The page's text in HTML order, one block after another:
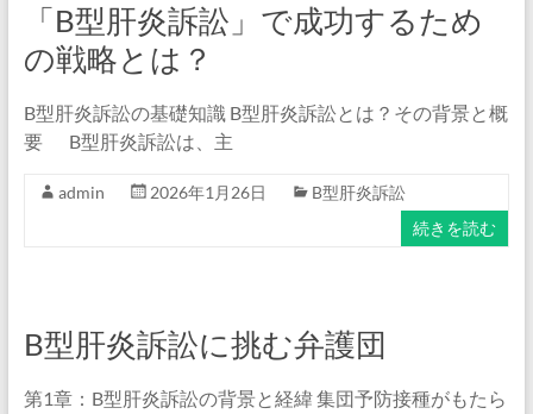
「B型肝炎訴訟」で成功するため
の戦略とは？
B型肝炎訴訟の基礎知識 B型肝炎訴訟とは？その背景と概
要 B型肝炎訴訟は、主
admin 2026年1月26日
B型肝炎訴訟
続きを読む
B型肝炎訴訟に挑む弁護団
第1章：B型肝炎訴訟の背景と経緯 集団予防接種がもたら